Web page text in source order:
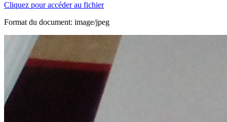
Cliquez pour accéder au fichier
Format du document: image/jpeg